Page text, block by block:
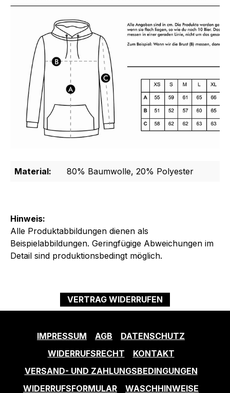
Hinweis:
Alle Produktabbildungen dienen als
Beispielabbildungen. Geringfügige Abweichungen im
Detail sind produktionsbedingt möglich.
Material: 80% Baumwolle, 20% Polyester
VERTRAG WIDERRUFEN
IMPRESSUM AGB
DATENSCHUTZ
WIDERRUFSRECHT
KONTAKT
VERSAND- UND ZAHLUNGSBEDINGUNGEN
WIDERRUFSFORMULAR
WASCHHINWEISE